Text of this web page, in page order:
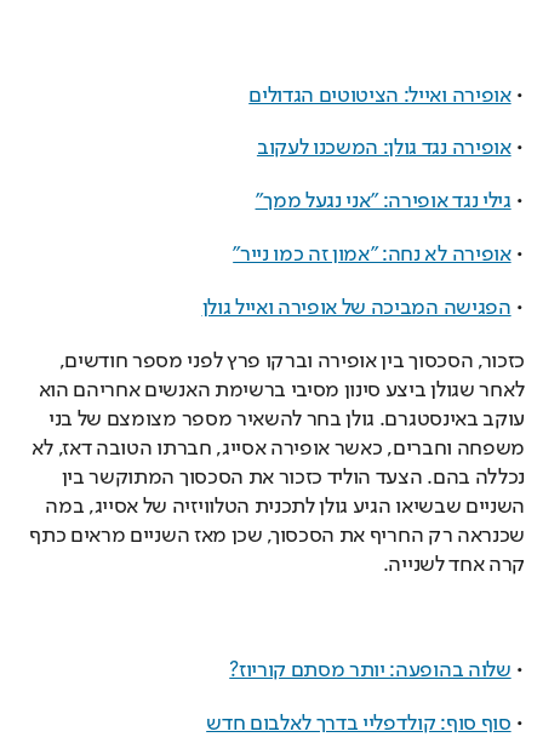
אופירה ואייל: הציטוטים הגדולים
אופירה נגד גולן: המשכנו לעקוב
גילי נגד אופירה: "אני נגעל ממך"
אופירה לא נחה: "אמון זה כמו נייר"
הפגישה המביכה של אופירה ואייל גולן
כזכור, הסכסוך בין אופירה וברקו פרץ לפני מספר חודשים,
לאחר שגולן ביצע סינון מסיבי ברשימת האנשים אחריהם הוא
עוקב באינסטגרם. גולן בחר להשאיר מספר מצומצם של בני
משפחה וחברים, כאשר אופירה אסייג, חברתו הטובה דאז, לא
נכללה בהם. הצעד הוליד כזכור את הסכסוך המתוקשר בין
השניים שבשיאו הגיע גולן לתכנית הטלוויזיה של אסייג, במה
שכנראה רק החריף את הסכסוך, שכן מאז השניים מראים כתף
קרה אחד לשנייה.
שלוה בהופעה: יותר מסתם קוריוז?
סוף סוף: קולדפליי בדרך לאלבום חדש